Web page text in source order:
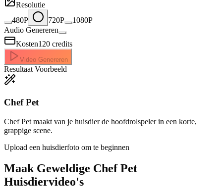
Resolutie
480P
720P
1080P
Audio Genereren
Kosten120 credits
Video Genereren
Resultaat Voorbeeld
Chef Pet
Chef Pet maakt van je huisdier de hoofdrolspeler in een korte,
grappige scene.
Upload een huisdierfoto om te beginnen
Maak Geweldige Chef Pet
Huisdiervideo's